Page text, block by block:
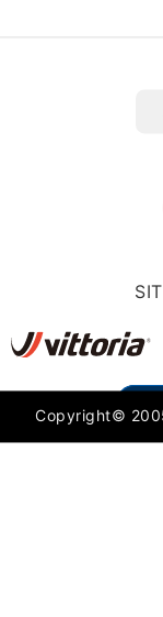
Copyright©